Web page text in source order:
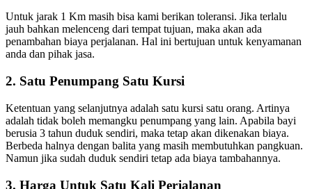
Untuk jarak 1 Km masih bisa kami berikan toleransi. Jika terlalu
jauh bahkan melenceng dari tempat tujuan, maka akan ada
penambahan biaya perjalanan. Hal ini bertujuan untuk kenyamanan
anda dan pihak jasa.
2. Satu Penumpang Satu Kursi
Ketentuan yang selanjutnya adalah satu kursi satu orang. Artinya
adalah tidak boleh memangku penumpang yang lain. Apabila bayi
berusia 3 tahun duduk sendiri, maka tetap akan dikenakan biaya.
Berbeda halnya dengan balita yang masih membutuhkan pangkuan.
Namun jika sudah duduk sendiri tetap ada biaya tambahannya.
3. Harga Untuk Satu Kali Perjalanan